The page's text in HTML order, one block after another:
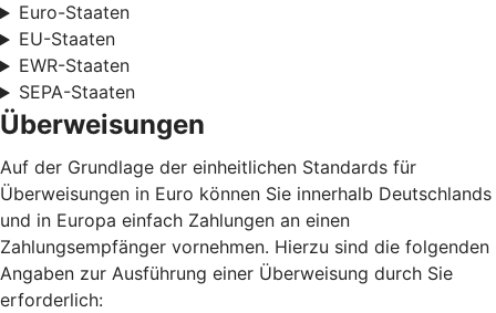
Euro-Staaten
EU-Staaten
EWR-Staaten
SEPA-Staaten
Überweisungen
Auf der Grundlage der einheitlichen Standards für
Überweisungen in Euro können Sie innerhalb Deutschlands
und in Europa einfach Zahlungen an einen
Zahlungsempfänger vornehmen. Hierzu sind die folgenden
Angaben zur Ausführung einer Überweisung durch Sie
erforderlich: